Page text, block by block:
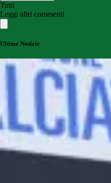
Tutti
Leggi altri commenti
Ultime Notizie